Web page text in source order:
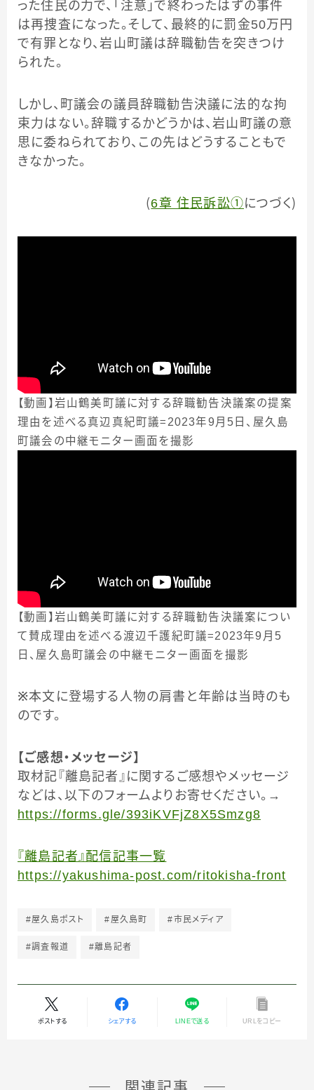
った住民の力で、「注意」で終わったはずの事件
は再捜査になった。そして、最終的に罰金50万円
で有罪となり、岩山町議は辞職勧告を突きつけ
られた。
しかし、町議会の議員辞職勧告決議に法的な拘
束力はない。辞職するかどうかは、岩山町議の意
思に委ねられており、この先はどうすることもで
きなかった。
（6章 住民訴訟①につづく）
【動画】岩山鶴美町議に対する辞職勧告決議案の提案
理由を述べる真辺真紀町議＝2023年9月5日、屋久島
町議会の中継モニター画面を撮影
【動画】岩山鶴美町議に対する辞職勧告決議案につい
て賛成理由を述べる渡辺千護紀町議＝2023年9月5
日、屋久島町議会の中継モニター画面を撮影
※本文に登場する人物の肩書と年齢は当時のも
のです。
【ご感想・メッセージ】
取材記『離島記者』に関するご感想やメッセージ
などは、以下のフォームよりお寄せください。→
https://forms.gle/393iKVFjZ8X5Smzg8
『離島記者』配信記事一覧
https://yakushima-post.com/ritokisha-front
#屋久島ポスト #屋久島町 #市民メディア
#調査報道 #離島記者
ポストする シェアする LINEで送る URLをコピー